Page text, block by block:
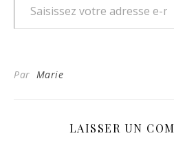
Par Marie
LAISSER UN